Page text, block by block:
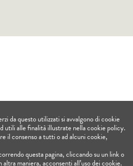
da questo utilizzati si avvalgono di cookie
utili alle finalità illustrate nella cookie policy.
il consenso a tutti o ad alcuni cookie,
questa pagina, cliccando su un link o
altra maniera, acconsenti all’uso dei cookie.